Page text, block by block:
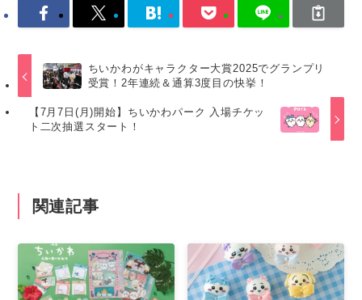
ちいかわがキャラクター大賞2025でグランプリ
受賞！2年連続＆通算3度目の快挙！
【7月7日(月)開始】ちいかわパーク 入場チケッ
ト二次抽選スタート！
関連記事